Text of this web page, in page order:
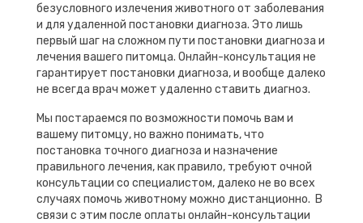
безусловного излечения животного от заболевания
и для удаленной постановки диагноза. Это лишь
первый шаг на сложном пути постановки диагноза и
лечения вашего питомца. Онлайн-консультация не
гарантирует постановки диагноза, и вообще далеко
не всегда врач может удаленно ставить диагноз.
Мы постараемся по возможности помочь вам и
вашему питомцу, но важно понимать, что
постановка точного диагноза и назначение
правильного лечения, как правило, требуют очной
консультации со специалистом, далеко не во всех
случаях помочь животному можно дистанционно. В
связи с этим после оплаты онлайн-консультации